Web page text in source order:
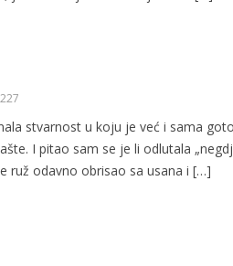
227
stvarnost u koju je već i sama
I pitao sam se je li odlutala
ruž odavno obrisao sa usana i […]